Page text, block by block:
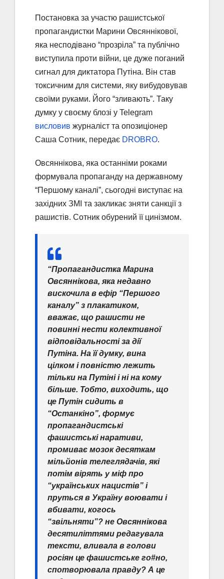
Постановка за участю рашистської
пропагандистки Марини Овсяннікової,
яка несподівано “прозріла” та публічно
виступила проти війни, це дуже поганий
сигнал для диктатора Путіна. Він став
токсичним для системи, яку вибудовував
своїми руками. Його “зливають”. Таку
думку у своєму блозі у Telegram
висловив журналіст та опозиціонер
Саша Сотник, передає DROBRO.
Овсяннікова, яка останніми роками
формувала пропаганду на державному
“Першому каналі”, сьогодні виступає на
західних ЗМІ та закликає зняти санкції з
рашистів. Сотник обурений її цинізмом.
“Пропагандистка Марина
Овсяннікова, яка недавно
вискочила в ефір “Першого
каналу” з плакатиком,
вважає, що рашисти не
повинні нести колективної
відповідальності за дії
Путіна. На її думку, вина
цілком і повністю лежить
тільки на Путіні і ні на кому
більше. Тобто, виходить, що
це Путін сидить в
“Останкіно”, формує
пропагандистські
фашистські наративи,
промиває мозок десяткам
мільйонів телеглядачів, які
потім вірять у міф про
“українських нацистів” і
пруться в Україну воювати і
вбивати, когось
“звільняти”? не Овсяннікова
десятиліттями редагувала
тексти, вливала в голови
росіян це фашистське го#но,
спотворювала правду? А це